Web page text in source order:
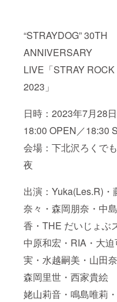
“STRAYDOG” 30TH
ANNIVERSARY
LIVE「STRAY
2023」
日時：2023年7月28
18:00 OPEN／18:30
会場：下北沢ろくで
夜
出演：Yuka(Les.R)・
奈々・森岡朋奈・中
香・THE だいじょぶ
中原和宏・RIA・大
実・水越嗣美・山田
森岡里世・西家貴絵
姥山莉音・鳴島唯莉